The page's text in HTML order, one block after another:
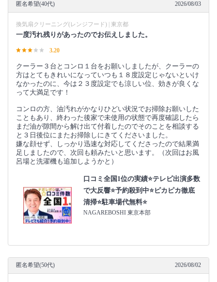
匿名希望(40代) 2026/08/03
換気扇クリーニング(レンジフード) | 東京都
一度汚れ残りがあったのでお伝えしました。
3.20
クーラー３台とコンロ１台をお願いしましたが、クーラーの
方はとてもきれいになっていつも１８度設定じゃないといけ
なかったのに、今は２３度設定でも涼しい位、効きが良くな
って大満足です！
コンロの方、油汚れがかなりひどい状況でお掃除お願いした
こともあり、終わった後家で未使用の状態で再度確認したら
まだ油が隙間から解け出て付着したのでそのことを相談する
と３日後位にまたお掃除しにきてくださいました。
嫌な顔せず、しっかり迅速な対応してくださったので結果満
足しましたので、次回も頼みたいと思います。（次回はお風
呂場と洗濯機も追加しようかと）
口コミ全国1位の実績⭐テレビ出演多数
で大反響⭐予約殺到中⭐ピカピカ徹底
清掃⭐駐車場代無料⭐
NAGAREBOSHI 東京本部
匿名希望(50代) 2026/08/02